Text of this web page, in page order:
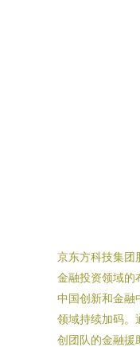
京东方科技集团
金融投资领域的
中国创新和金融
领域持续加码。
创团队的金融援